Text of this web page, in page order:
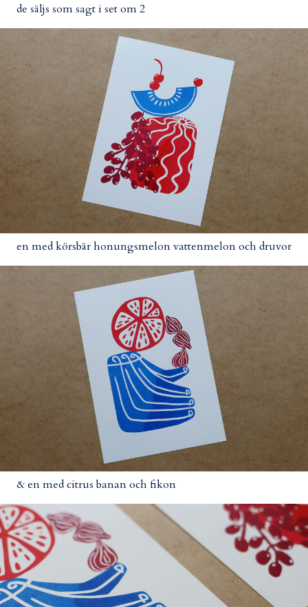
de säljs som sagt i set om 2
en med körsbär honungsmelon vattenmelon och druvor
& en med citrus banan och fikon